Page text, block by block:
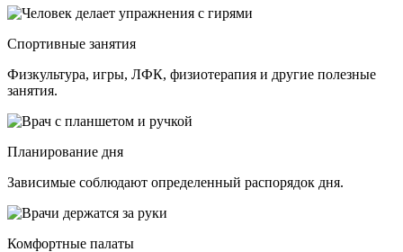
Спортивные занятия
Физкультура, игры, ЛФК, физиотерапия и другие полезные
занятия.
Планирование дня
Зависимые соблюдают определенный распорядок дня.
Комфортные палаты